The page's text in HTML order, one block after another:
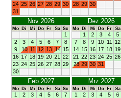
24 25 26 27 28 29 30
31
28 29 30
Nov 2026
Mo Di Mi Do Fr Sa So
1
2
3 4 5 6 7
8
9
10 11 12 13 14 15
16 17 18 19 20 21 22
23 24 25 26 27 28 29
30
Dez 2026
Mo Di Mi Do Fr Sa
1 2 3 4 5
7
8 9 10 11 12
14 15 16 17 18 19
21 22 23 24 25 26
28 29 30 31
Feb 2027
Mo Di Mi Do Fr Sa So
1 2 3 4 5 6
7
Mrz 2027
Mo Di Mi Do Fr Sa
1 2 3 4 5 6